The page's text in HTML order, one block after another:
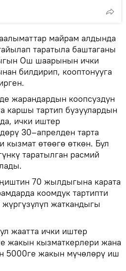
майрам алдында
таратыла баштаганы
Ош шаарынын ички
билдирип, кооптонууга
жарандардын коопсуздун
каршы тартип бузуулардын
ички иштер
30–апрелден тарта
кызмат өтөөгө өткөн. Бул
таратылган расмий
70 жылдыгына карата
коомдук тартипти
жаткандыгы
жаатта ички иштер
жакын кызматкерлери жана
5000ге жакын мүчөлөрү иш